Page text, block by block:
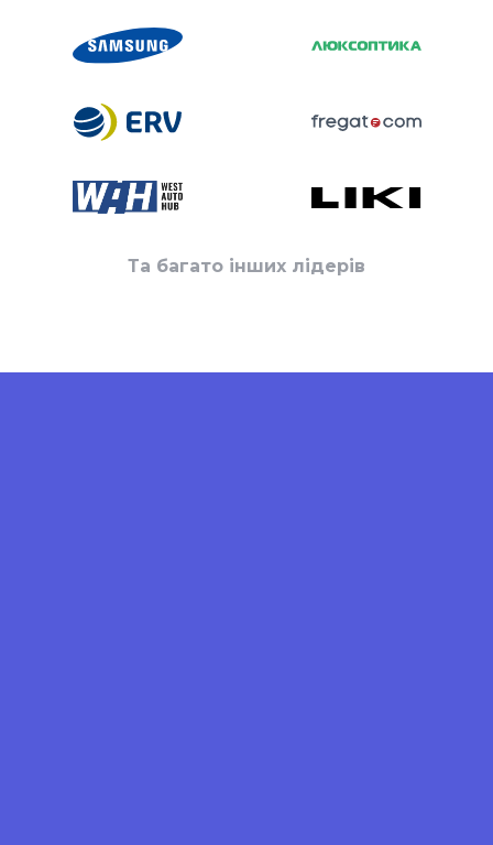
Та багато інших лідерів